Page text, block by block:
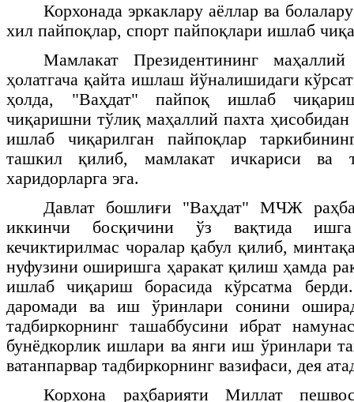
Корхонада эркаклару аёллар ва
хил пайпоқлар, спорт пайпоқлари ишлаб
Мамлакат Президентининг
ҳолатгача қайта ишлаш йўналишидаги
ҳолда, "Ваҳдат" пайпоқ ишлаб
чиқаришни тўлиқ маҳаллий пахта ҳисобидан
ишлаб чиқарилган пайпоқлар
ташкил қилиб, мамлакат ичкариси ва
харидорларга эга.
Давлат бошлиғи "Ваҳдат" МЧЖ
иккинчи босқичини ўз вақтида
кечиктирилмас чоралар қабул қилиб,
нуфузини оширишга ҳаракат қилиш ҳамда
ишлаб чиқариш борасида кўрсатма
даромади ва иш ўринлари сонини
тадбиркорнинг ташаббусини ибрат
бунёдкорлик ишлари ва янги иш ўринлари
ватанпарвар тадбиркорнинг вазифаси, дея
Корхона раҳбарияти Миллат